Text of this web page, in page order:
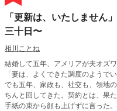
「更新は、いたしません
三十日〜
相川ことね
結婚して五年、アメリアが夫オズ
「妻は、よくできた調度のようで
でも五年、家政も、社交も、領地
ちんと回してきた。契約とは、果たすものだから。 満
手紙の束から顔も上げずに言った